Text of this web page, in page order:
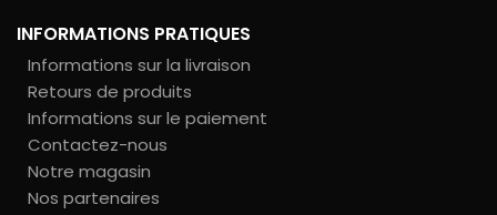
INFORMATIONS PRATIQUES
Informations sur la livraison
Retours de produits
Informations sur le paiement
Contactez-nous
Notre magasin
Nos partenaires